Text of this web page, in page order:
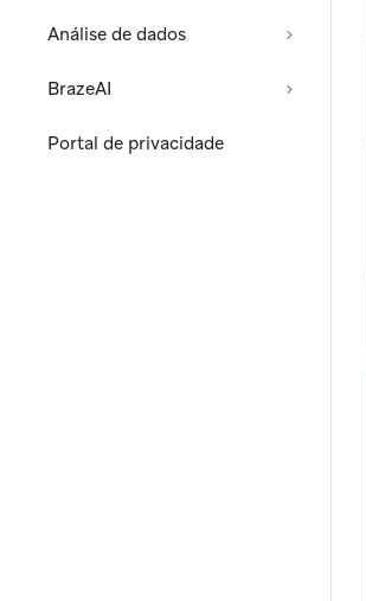
Análise de dados
BrazeAI
Portal de privacidade